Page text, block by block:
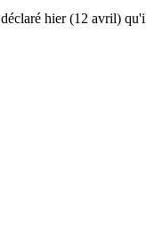
hier (12 avril)